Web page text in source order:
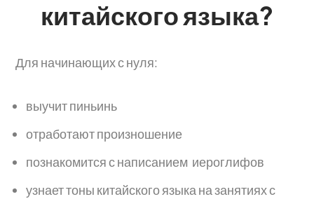
китайского языка?
Для начинающих с нуля:
выучит пиньинь
отработают произношение
познакомится с написанием иероглифов
узнает тоны китайского языка на занятиях с